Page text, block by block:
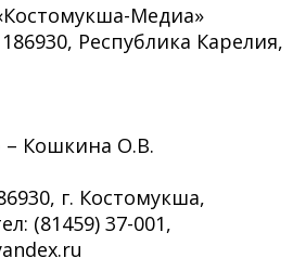
Медиа»
Республика Карелия,
– Кошкина О.В.
г. Костомукша,
(81459) 37-001,